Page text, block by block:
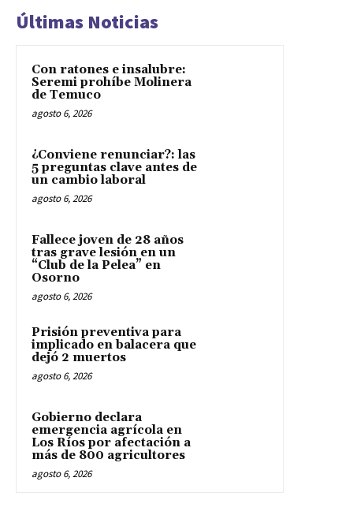
Últimas Noticias
Con ratones e insalubre:
Seremi prohíbe Molinera
de Temuco
agosto 6, 2026
¿Conviene renunciar?: las
5 preguntas clave antes de
un cambio laboral
agosto 6, 2026
Fallece joven de 28 años
tras grave lesión en un
“Club de la Pelea” en
Osorno
agosto 6, 2026
Prisión preventiva para
implicado en balacera que
dejó 2 muertos
agosto 6, 2026
Gobierno declara
emergencia agrícola en
Los Ríos por afectación a
más de 800 agricultores
agosto 6, 2026